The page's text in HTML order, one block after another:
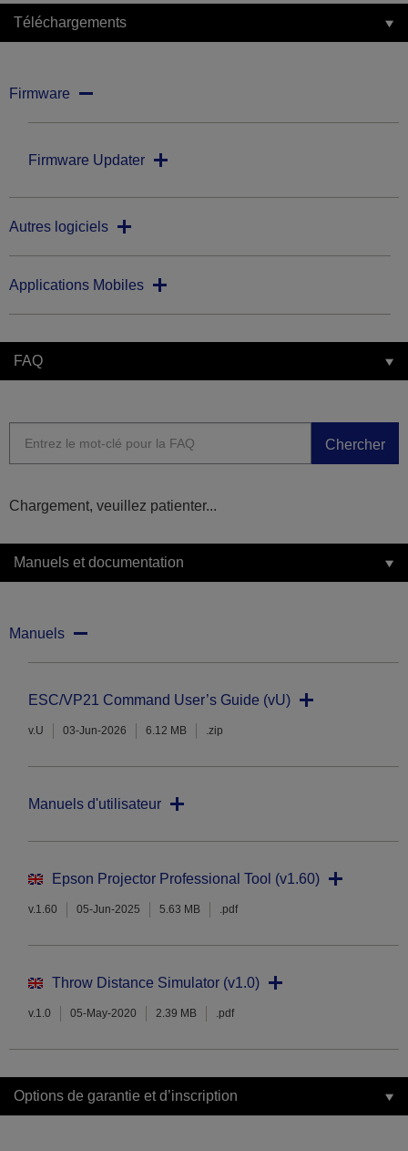
Téléchargements
Firmware
Firmware Updater
Autres logiciels
Applications Mobiles
FAQ
Chercher
Chargement, veuillez patienter...
Manuels et documentation
Manuels
ESC/VP21 Command User’s Guide (vU)
v.U 03-Jun-2026 6.12 MB .zip
Manuels d'utilisateur
Epson Projector Professional Tool (v1.60)
v.1.60 05-Jun-2025 5.63 MB .pdf
Throw Distance Simulator (v1.0)
v.1.0 05-May-2020 2.39 MB .pdf
Options de garantie et d’inscription